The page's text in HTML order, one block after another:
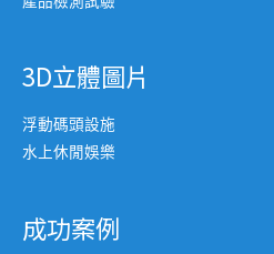
3D立體圖片
浮動碼頭設施
水上休閒娛樂
成功案例